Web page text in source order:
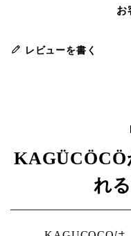
お
レビューを書く
れ